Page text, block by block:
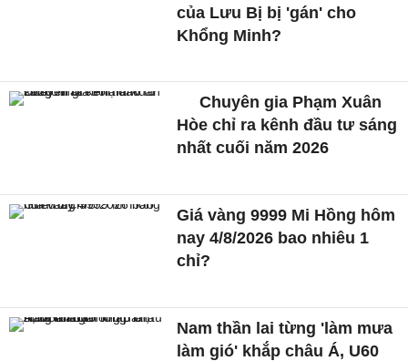
của Lưu Bị bị 'gán' cho
Khổng Minh?
Chuyên gia Phạm Xuân
Hòe chỉ ra kênh đầu tư sáng
nhất cuối năm 2026
Giá vàng 9999 Mi Hồng hôm
nay 4/8/2026 bao nhiêu 1
chỉ?
Nam thần lai từng 'làm mưa
làm gió' khắp châu Á, U60